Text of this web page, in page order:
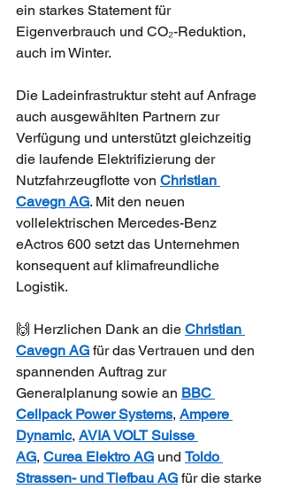
ein starkes Statement für
Eigenverbrauch und CO₂-Reduktion,
auch im Winter.
Die Ladeinfrastruktur steht auf Anfrage
auch ausgewählten Partnern zur
Verfügung und unterstützt gleichzeitig
die laufende Elektrifizierung der
Nutzfahrzeugflotte von Christian
Cavegn AG. Mit den neuen
vollelektrischen Mercedes-Benz
eActros 600 setzt das Unternehmen
konsequent auf klimafreundliche
Logistik.
🙌 Herzlichen Dank an die Christian
Cavegn AG für das Vertrauen und den
spannenden Auftrag zur
Generalplanung sowie an BBC
Cellpack Power Systems, Ampere
Dynamic, AVIA VOLT Suisse
AG, Curea Elektro AG und Toldo
Strassen- und Tiefbau AG für die starke